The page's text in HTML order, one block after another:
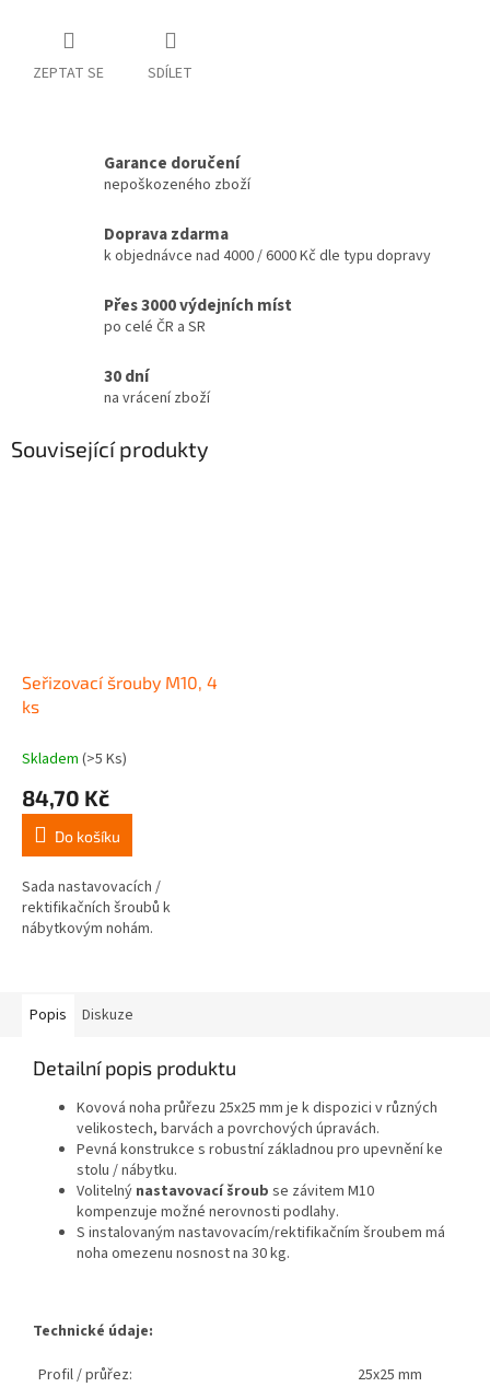
ZEPTAT SE SDÍLET
Garance doručení
nepoškozeného zboží
Doprava zdarma
k objednávce nad 4000 / 6000 Kč dle typu dopravy
Přes 3000 výdejních míst
po celé ČR a SR
30 dní
na vrácení zboží
Související produkty
Seřizovací šrouby M10, 4
ks
Skladem (>5 Ks)
84,70 Kč
Do košíku
Sada nastavovacích /
rektifikačních šroubů k
nábytkovým nohám.
Popis Diskuze
Detailní popis produktu
Kovová noha průřezu 25x25 mm je k dispozici v různých
velikostech, barvách a povrchových úpravách.
Pevná konstrukce s robustní základnou pro upevnění ke
stolu / nábytku.
Volitelný nastavovací šroub se závitem M10
kompenzuje možné nerovnosti podlahy.
S instalovaným nastavovacím/rektifikačním šroubem má
noha omezenu nosnost na 30 kg.
Technické údaje:
Profil / průřez:
25x25 mm